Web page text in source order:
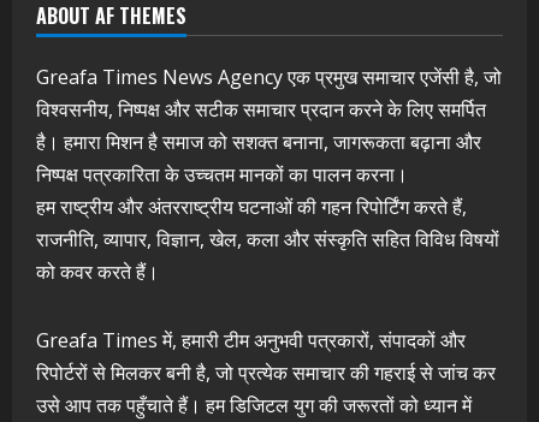
ABOUT AF THEMES
Greafa Times News Agency एक प्रमुख समाचार एजेंसी है, जो
विश्वसनीय, निष्पक्ष और सटीक समाचार प्रदान करने के लिए समर्पित
है। हमारा मिशन है समाज को सशक्त बनाना, जागरूकता बढ़ाना और
निष्पक्ष पत्रकारिता के उच्चतम मानकों का पालन करना।
हम राष्ट्रीय और अंतरराष्ट्रीय घटनाओं की गहन रिपोर्टिंग करते हैं,
राजनीति, व्यापार, विज्ञान, खेल, कला और संस्कृति सहित विविध विषयों
को कवर करते हैं।
Greafa Times में, हमारी टीम अनुभवी पत्रकारों, संपादकों और
रिपोर्टरों से मिलकर बनी है, जो प्रत्येक समाचार की गहराई से जांच कर
उसे आप तक पहुँचाते हैं। हम डिजिटल युग की जरूरतों को ध्यान में